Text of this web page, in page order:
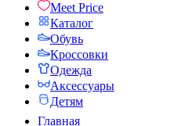
Meet Price
Каталог
Обувь
Кроссовки
Одежда
Аксессуары
Детям
Главная